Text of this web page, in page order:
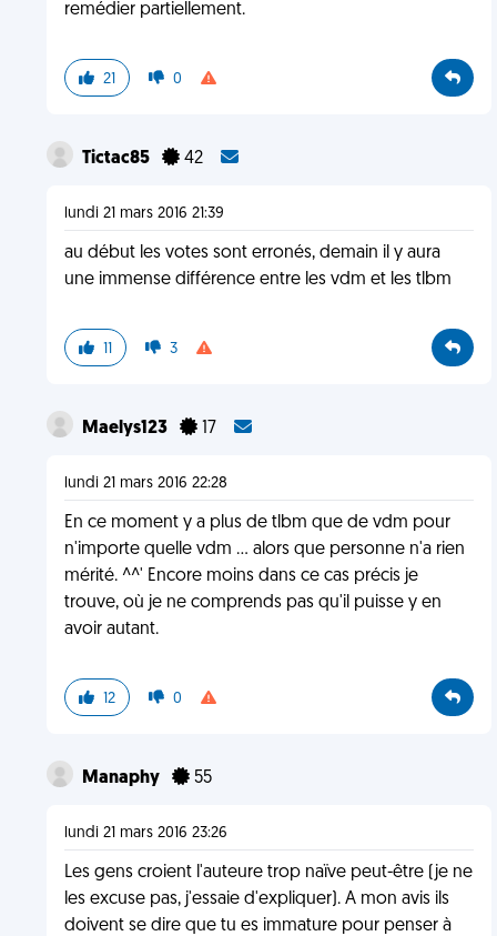
remédier partiellement.
21 0
Tictac85 42
lundi 21 mars 2016 21:39
au début les votes sont erronés, demain il y aura
une immense différence entre les vdm et les tlbm
11 3
Maelys123 17
lundi 21 mars 2016 22:28
En ce moment y a plus de tlbm que de vdm pour
n'importe quelle vdm ... alors que personne n'a rien
mérité. ^^' Encore moins dans ce cas précis je
trouve, où je ne comprends pas qu'il puisse y en
avoir autant.
12 0
Manaphy 55
lundi 21 mars 2016 23:26
Les gens croient l'auteure trop naïve peut-être (je ne
les excuse pas, j'essaie d'expliquer). A mon avis ils
doivent se dire que tu es immature pour penser à